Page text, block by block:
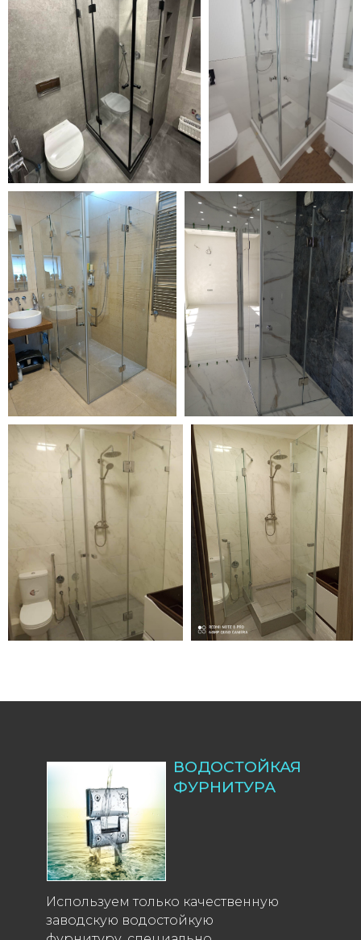
Используем только качественную
заводскую водостойкую
ВОДОСТОЙКАЯ
ФУРНИТУРА